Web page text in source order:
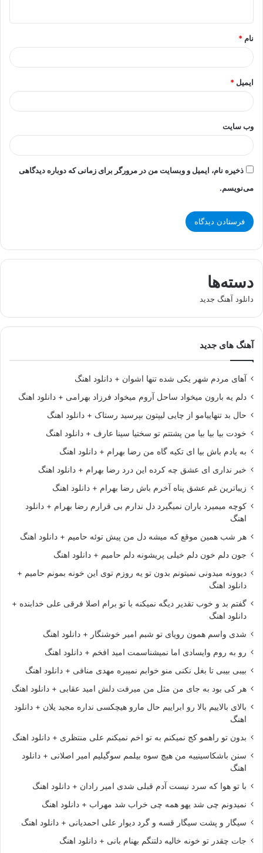
*
نام *
ایمیل *
وب‌ سایت
ذخیره نام، ایمیل و وبسایت من در مرورگر برای زمانی که دوباره دیدگاهی
می‌نویسم.
دسته‌ها
دانلود آهنگ جدید
آهنگ های جدید
آهای مردم شهر یکی شده تنها اشوان + دانلود اهنگ
دلم یه بارون میخواد ساحل آروم میخواد فرزاد بهرامی + دانلود اهنگ
حال بد تنهاییامو از چایی لیپتون بپرسید رستاک + دانلود اهنگ
خودت بیا بیا بیا من پشتتم تو سختیا سینا عارف + دانلود اهنگ
به یادم باش بیا ای تکیه گاه من رضا بهرام + دانلود اهنگ
خبر نداری ای عشق چه کرده این درد رضا بهرام + دانلود اهنگ
زیباترین غم عشق پناه آخرم باش رضا بهرام + دانلود اهنگ
کوچه میمیرد باران نمیگیرد دل ندارم بی قرارم رضا بهرام + دانلود
اهنگ
هر شب همین موقع که میشه دل من پیش توئه حامیم + دانلود اهنگ
جون دلم خون دلم خیلی پریشونه دلم حامیم + دانلود اهنگ
دیوونه میدونی نمیتونم بدون تو یه روزم توی این خونه بمونم حامیم +
دانلود اهنگ
گفتم بد و خوب تقدیر دیگه نمیکنه با تو برام اصلا فرقی علی خدابنده +
دانلود اهنگ
شدی واسم همون رویای تو شبم امیر خوشنگار + دانلود اهنگ
رو به روم وایسادی اما نمیشناسمت امید افخم + دانلود اهنگ
بیبی بیبی تا بغل نکنی منو خوابم نمیبره مهدی منافی + دانلود اهنگ
هر کی بود به جای من مثل من میرفت دلش امید عقابی + دانلود اهنگ
بالای بالاییم بالا رو ابراییم حال مارو هیچکسی نداره مجید یلان + دانلود
اهنگ
بدون تو راهمو کج نمیکنم به تو اخم نمیکنم علی منتظری + دانلود اهنگ
سنن باشکاسینییه من هیچ سوه بیلمم سوگیلیم امیر اصلانی + دانلود
اهنگ
با تو هوا که سرد نیست آدم قبلی شدی امیر رادان + دانلود اهنگ
نمیدونم چی شد یهو همه چی خراب شد مهراب + دانلود اهنگ
سیگار و پشت سیگار قسه و گرد دیوار علی احمدیانی + دانلود اهنگ
جات چقدر تو خونه خالیه دلتنگم بهنام بانی + دانلود اهنگ